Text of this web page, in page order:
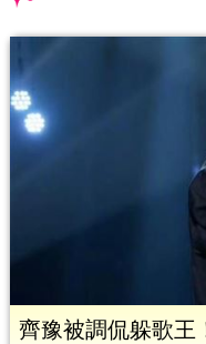
齊豫被調侃躲歌王